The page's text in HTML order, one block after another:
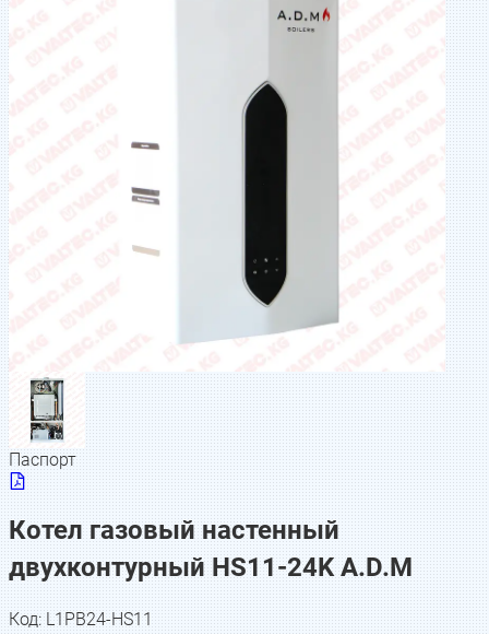
Паспорт
Котел газовый настенный
двухконтурный HS11-24K A.D.M
Код:L1PB24-HS11